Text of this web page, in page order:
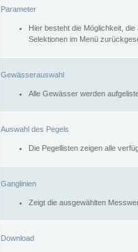
Parameter
Hier besteht die Möglichkeit,
Selektionen im Menü
Gewässerauswahl
Alle Gewässer werden
Auswahl des Pegels
Die Pegellisten zeigen alle
Ganglinien
Zeigt die ausgewählten
Download